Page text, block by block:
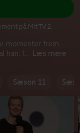
momenter frem -
han. I
Læs mere
på Mit TV 2.
Sæson 11